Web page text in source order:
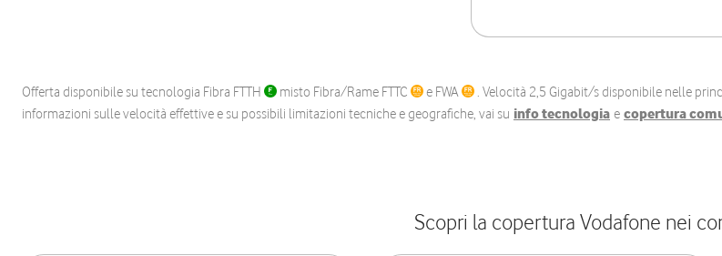
Offerta disponibile su tecnologia Fibra FTTH misto Fibra/Rame FTTC e FWA . Velocità 2,5 Gigabit/s disponibile nelle
informazioni sulle velocità effettive e su possibili limitazioni tecniche e geografiche, vai su info tecnologia e copertura
Scopri la copertura Vodafone nei